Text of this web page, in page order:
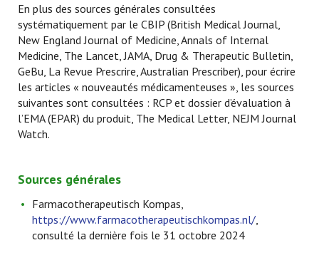
En plus des sources générales consultées
systématiquement par le CBIP (British Medical Journal,
New England Journal of Medicine, Annals of Internal
Medicine, The Lancet, JAMA, Drug & Therapeutic Bulletin,
GeBu, La Revue Prescrire, Australian Prescriber), pour écrire
les articles « nouveautés médicamenteuses », les sources
suivantes sont consultées : RCP et dossier d’évaluation à
l’EMA (EPAR) du produit, The Medical Letter, NEJM Journal
Watch.
Sources générales
Farmacotherapeutisch Kompas,
https://www.farmacotherapeutischkompas.nl/,
consulté la dernière fois le 31 octobre 2024